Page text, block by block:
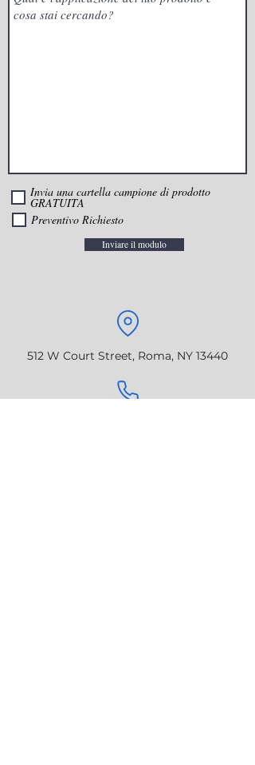
Invia una cartella campione di prodotto
GRATUITA
Preventivo Richiesto
Inviare il modulo
512 W Court Street, Roma, NY 13440